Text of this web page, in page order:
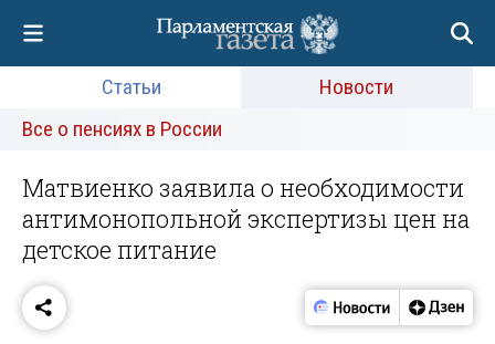
Статьи
Новости
Все о пенсиях в России
Матвиенко заявила о необходимости
антимонопольной экспертизы цен на
детское питание